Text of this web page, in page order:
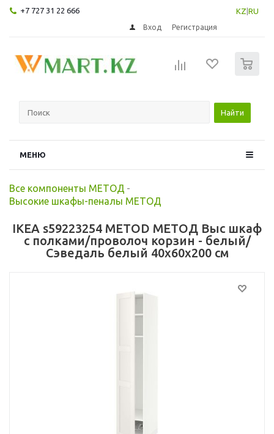
+7 727 31 22 666 KZ RU
Вход Регистрация
Найти
МЕНЮ
Все компоненты МЕТОД -
Высокие шкафы-пеналы МЕТОД
IKEA s59223254 METOD МЕТОД Выс шкаф
с полками/проволоч корзин - белый/
Сэведаль белый 40x60x200 см